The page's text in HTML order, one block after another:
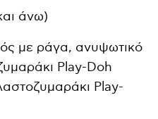
άνω)
με ράγα, ανυψωτικό
Play-Doh
Play-